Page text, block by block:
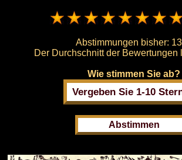
Abstimmungen bisher:
Der Durchschnitt der Bewertungen
Wie stimmen Sie ab?